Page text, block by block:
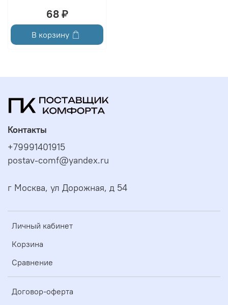
68 ₽
В корзину
Личный кабинет
Корзина
Сравнение
Договор-оферта
Контакты
+79991401915
postav-comf@yandex.ru
г Москва, ул Дорожная, д 54